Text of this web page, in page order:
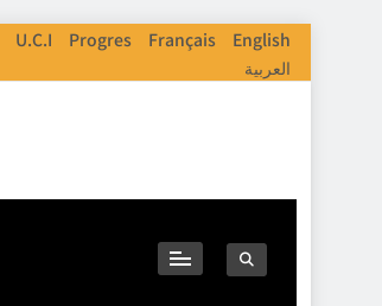
U.C.I Progres Français
English
العربية